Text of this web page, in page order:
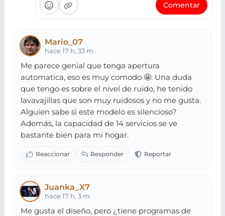
Comentar
Mario_07
hace 17 h, 33 m
Me parece genial que tenga apertura
automatica, eso es muy comodo 🤩. Una duda
que tengo es sobre el nivel de ruido, he tenido
lavavajillas que son muy ruidosos y no me gusta.
Alguien sabe si este modelo es silencioso?
Además, la capacidad de 14 servicios se ve
bastante bien para mi hogar.
Juanka_X7
hace 17 h, 3 m
Me gusta el diseño, pero ¿tiene programas de